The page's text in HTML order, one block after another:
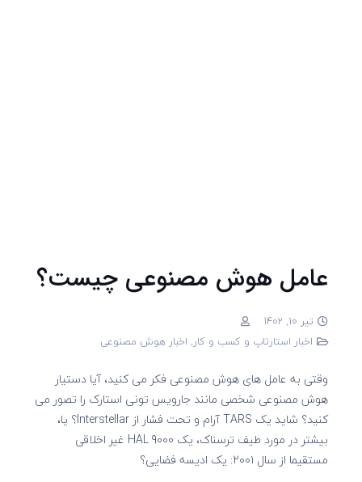
عامل هوش مصنوعی چیست؟
تیر 10, 1402
اخبار استارتاپ و کسب و کار, اخبار هوش مصنوعی
وقتی به عامل های هوش مصنوعی فکر می کنید، آیا دستیار
هوش مصنوعی شخصی مانند جارویس تونی استارک را تصور می
کنید؟ شاید یک TARS آرام و تحت فشار از Interstellar؟ یا،
بیشتر در مورد طیف ترسناک، یک HAL 9000 غیر اخلاقی
مستقیما از سال ۲۰۰۱: یک ادیسه فضایی؟